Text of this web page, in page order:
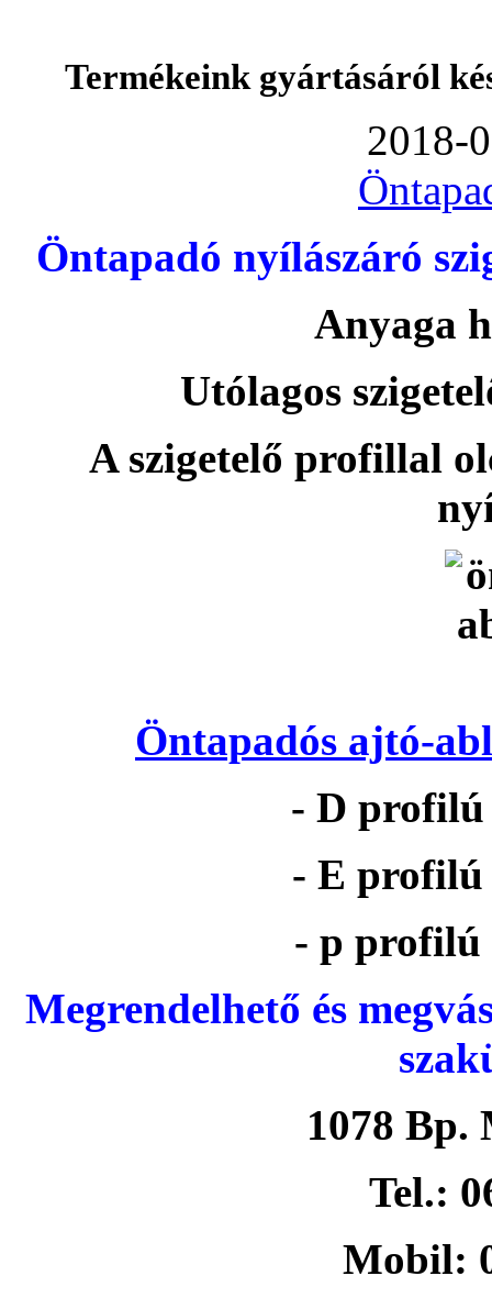
Termékeink gyártásáról
2018-
Öntapadó nyílászáró
Anyaga
Utólagos
A szigetelő profillal
Öntapadós ajtó-
- D profilú
- E profilú
- p profilú
Megrendelhető és
1078 Bp.
Tel.:
Mobil: